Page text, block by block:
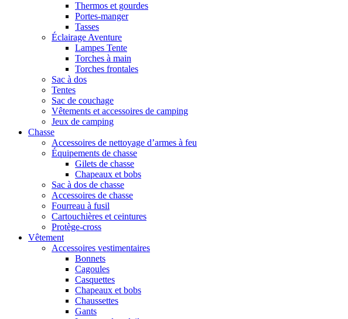
Thermos et gourdes
Portes-manger
Tasses
Éclairage Aventure
Lampes Tente
Torches à main
Torches frontales
Sac à dos
Tentes
Sac de couchage
Vêtements et accessoires de camping
Jeux de camping
Chasse
Accessoires de nettoyage d’armes à feu
Équipements de chasse
Gilets de chasse
Chapeaux et bobs
Sac à dos de chasse
Accessoires de chasse
Fourreau à fusil
Cartouchières et ceintures
Protège-cross
Vêtement
Accessoires vestimentaires
Bonnets
Cagoules
Casquettes
Chapeaux et bobs
Chaussettes
Gants